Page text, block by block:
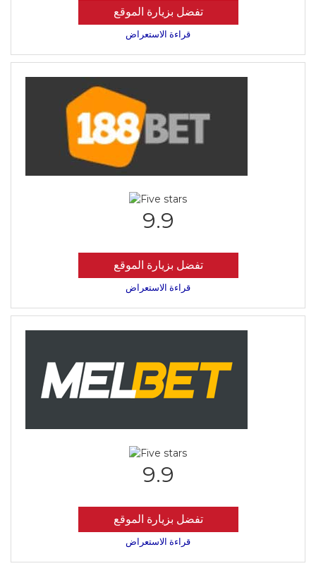
تفضل بزيارة الموقع
قراءة الاستعراض
9.9
تفضل بزيارة الموقع
قراءة الاستعراض
9.9
تفضل بزيارة الموقع
قراءة الاستعراض